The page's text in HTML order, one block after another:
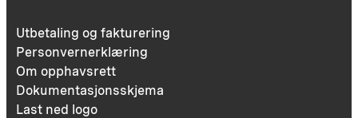
Utbetaling og fakturering
Personvernerklæring
Om opphavsrett
Dokumentasjonsskjema
Last ned logo